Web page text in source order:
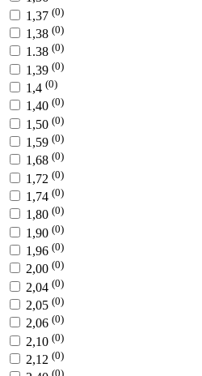
1,37 (0)
1,38 (0)
1.38 (0)
1,39 (0)
1,4 (0)
1,40 (0)
1,50 (0)
1,59 (0)
1,68 (0)
1,72 (0)
1,74 (0)
1,80 (0)
1,90 (0)
1,96 (0)
2,00 (0)
2,04 (0)
2,05 (0)
2,06 (0)
2,10 (0)
2,12 (0)
(0)